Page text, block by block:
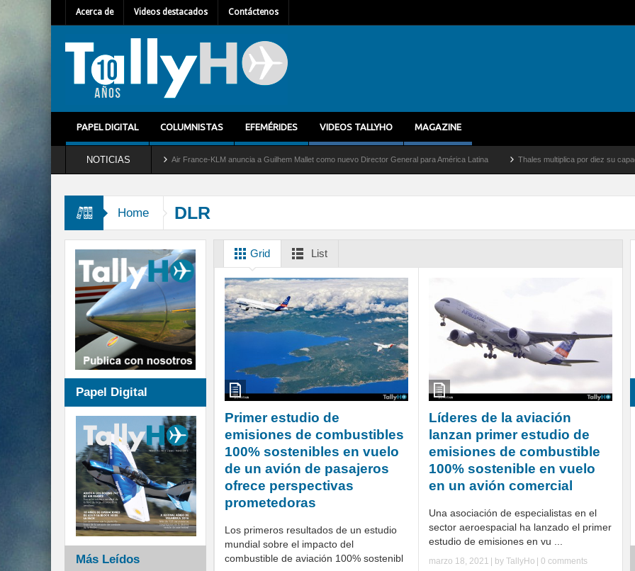
Acerca de Videos destacados Contáctenos
PAPEL DIGITAL COLUMNISTAS EFEMÉRIDES VIDEOS TALLYHO MAGAZINE
NOTICIAS
servicio al C-2 Greyhound Air France-KLM anuncia a Guilhem Mallet como nuevo Director General para América Latina Thales multiplica por diez su capacidad de
Home DLR
Grid List
Primer estudio de
emisiones de combustibles
100% sostenibles en vuelo
de un avión de pasajeros
ofrece perspectivas
prometedoras
Los primeros resultados de un estudio
mundial sobre el impacto del
combustible de aviación 100% sostenibl
Líderes de la aviación
lanzan primer estudio de
emisiones de combustible
100% sostenible en vuelo
en un avión comercial
Una asociación de especialistas en el
sector aeroespacial ha lanzado el primer
estudio de emisiones en vu ...
marzo 18, 2021 | by TallyHo 0 comments
Papel Digital
Más Leídos